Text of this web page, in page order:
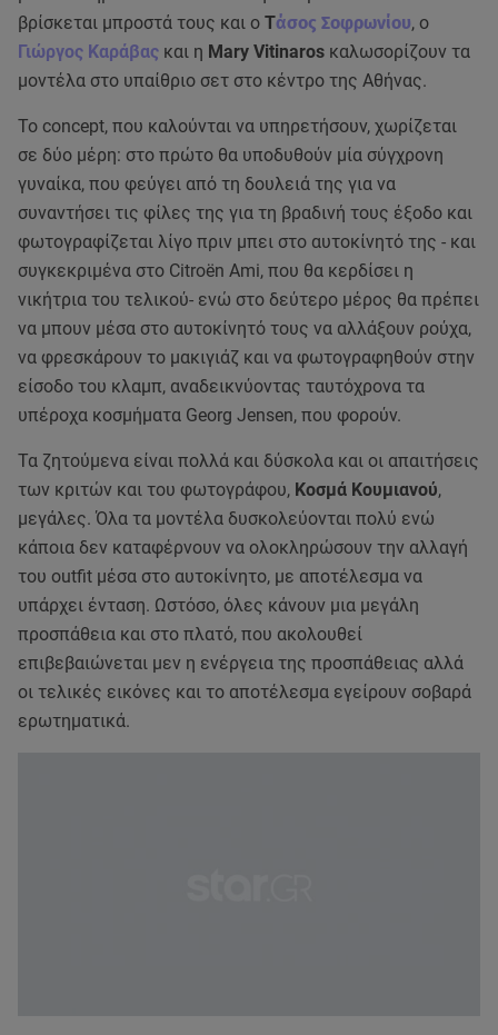
βρίσκεται μπροστά τους και ο Τάσος Σοφρωνίου, ο
Γιώργος Καράβας και η Mary Vitinaros καλωσορίζουν τα
μοντέλα στο υπαίθριο σετ στο κέντρο της Αθήνας.
Το concept, που καλούνται να υπηρετήσουν, χωρίζεται
σε δύο μέρη: στο πρώτο θα υποδυθούν μία σύγχρονη
γυναίκα, που φεύγει από τη δουλειά της για να
συναντήσει τις φίλες της για τη βραδινή τους έξοδο και
φωτογραφίζεται λίγο πριν μπει στο αυτοκίνητό της - και
συγκεκριμένα στο Citroën Ami, που θα κερδίσει η
νικήτρια του τελικού- ενώ στο δεύτερο μέρος θα πρέπει
να μπουν μέσα στο αυτοκίνητό τους να αλλάξουν ρούχα,
να φρεσκάρουν το μακιγιάζ και να φωτογραφηθούν στην
είσοδο του κλαμπ, αναδεικνύοντας ταυτόχρονα τα
υπέροχα κοσμήματα Georg Jensen, που φορούν.
Τα ζητούμενα είναι πολλά και δύσκολα και οι απαιτήσεις
των κριτών και του φωτογράφου, Κοσμά Κουμιανού,
μεγάλες. Όλα τα μοντέλα δυσκολεύονται πολύ ενώ
κάποια δεν καταφέρνουν να ολοκληρώσουν την αλλαγή
του outfit μέσα στο αυτοκίνητο, με αποτέλεσμα να
υπάρχει ένταση. Ωστόσο, όλες κάνουν μια μεγάλη
προσπάθεια και στο πλατό, που ακολουθεί
επιβεβαιώνεται μεν η ενέργεια της προσπάθειας αλλά
οι τελικές εικόνες και το αποτέλεσμα εγείρουν σοβαρά
ερωτηματικά.